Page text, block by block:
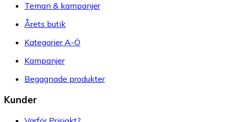
Teman & kampanjer
Årets butik
Kategorier A-Ö
Kampanjer
Begagnade produkter
Kunder